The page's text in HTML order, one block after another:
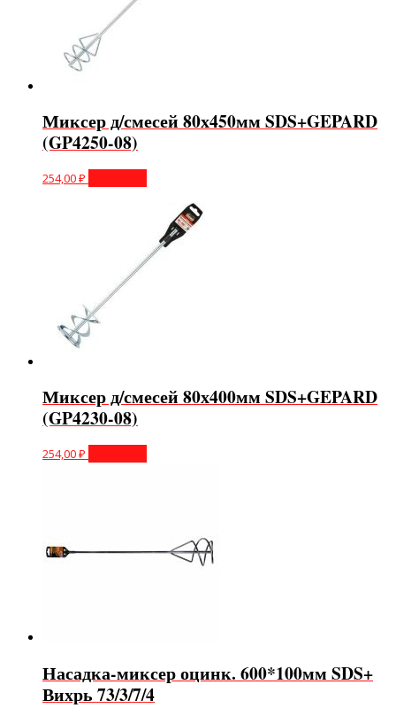
Миксер д/смесей 80х450мм SDS+GEPARD
(GP4250-08)
254,00₽
Миксер д/смесей 80х400мм SDS+GEPARD
(GP4230-08)
254,00₽
Насадка-миксер оцинк. 600*100мм SDS+
Вихрь 73/3/7/4